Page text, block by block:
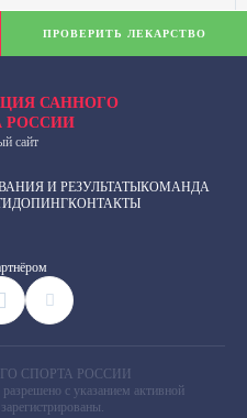
САННОГО
РОССИИ
сайт
И РЕЗУЛЬТАТЫКОМАНДА
КОНТАКТЫ
ПРОВЕРИТЬ ЛЕКАРСТВО
СПОРТА РОССИИ
с указанием активной